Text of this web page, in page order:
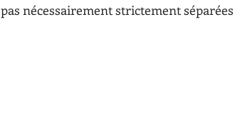
pas nécessairement strictement